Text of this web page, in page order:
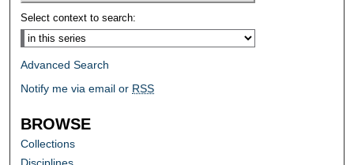
Select context to search:
Advanced Search
Notify me via email or RSS
BROWSE
Collections